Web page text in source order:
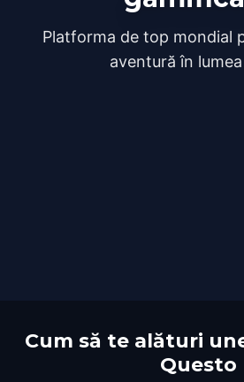
Platforma de top mondial
aventură în
Cum să te alături
Questo